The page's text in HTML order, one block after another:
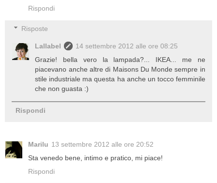
Rispondi
Risposte
Lallabel
14 settembre 2012 alle ore 08:25
Grazie! bella vero la lampada?... IKEA... me ne
piacevano anche altre di Maisons Du Monde sempre in
stile industriale ma questa ha anche un tocco femminile
che non guasta :)
Rispondi
Marilu 13 settembre 2012 alle ore 20:52
Sta venedo bene, intimo e pratico, mi piace!
Rispondi